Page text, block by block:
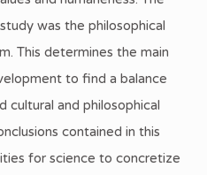
was the philosophical
This determines the main
to find a balance
cultural and philosophical
contained in this
for science to concretize